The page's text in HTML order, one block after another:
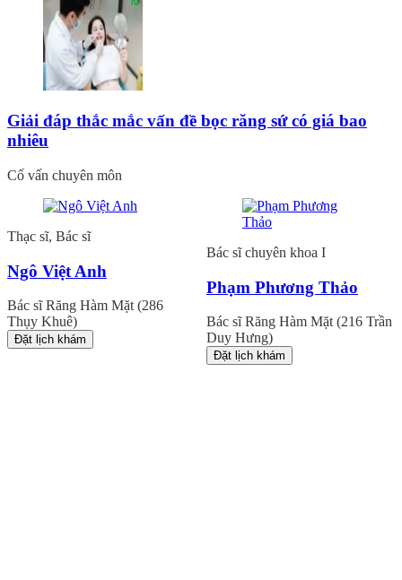
Giải đáp thắc mắc vấn đề bọc răng sứ có giá bao
nhiêu
Cố vấn chuyên môn
Thạc sĩ, Bác sĩ
Ngô Việt Anh
Bác sĩ Răng Hàm Mặt (286
Thụy Khuê)
Đặt lịch khám
Bác sĩ chuyên khoa I
Phạm Phương Thảo
Bác sĩ Răng Hàm Mặt (216 Trần
Duy Hưng)
Đặt lịch khám